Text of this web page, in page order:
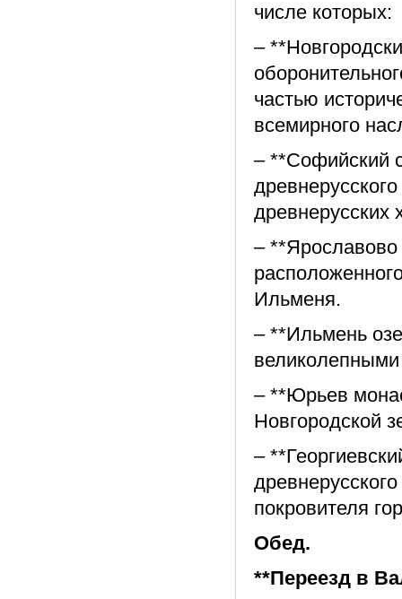
числе которых:
–
частью
всемирного
– **Софийский
древнерусских
–
Ильменя.
– **Ильмень
– **Юрьев
Новгородской
–
покровителя
Обед.
**Переезд в